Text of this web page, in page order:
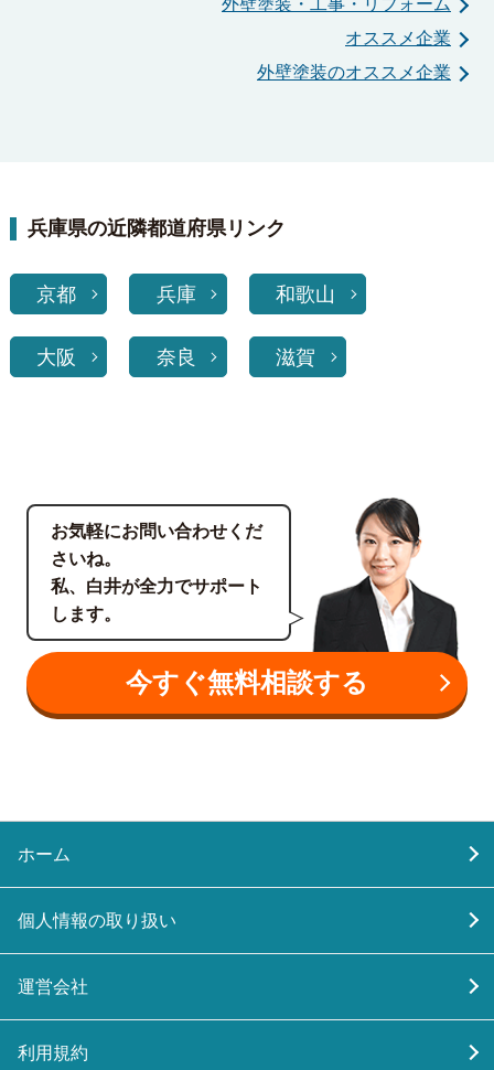
外壁塗装・工事・リフォーム
オススメ企業
外壁塗装のオススメ企業
兵庫県の近隣都道府県リンク
京都 兵庫 和歌山
大阪 奈良 滋賀
お気軽にお問い合わせくだ
さいね。
私、白井が全力でサポート
します。
今すぐ無料相談する
ホーム
個人情報の取り扱い
運営会社
利用規約